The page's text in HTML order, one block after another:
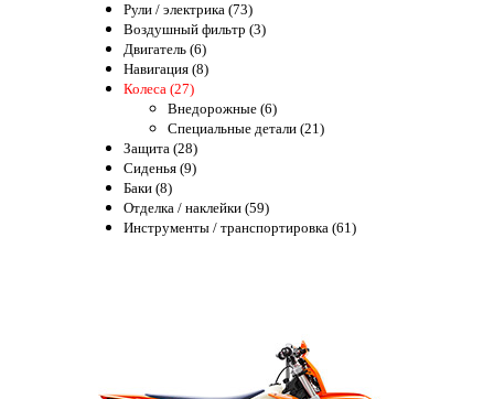
Рули / электрика (73)
Воздушный фильтр (3)
Двигатель (6)
Навигация (8)
Колеса (27)
Внедорожные (6)
Специальные детали (21)
Защита (28)
Сиденья (9)
Баки (8)
Отделка / наклейки (59)
Инструменты / транспортировка (61)